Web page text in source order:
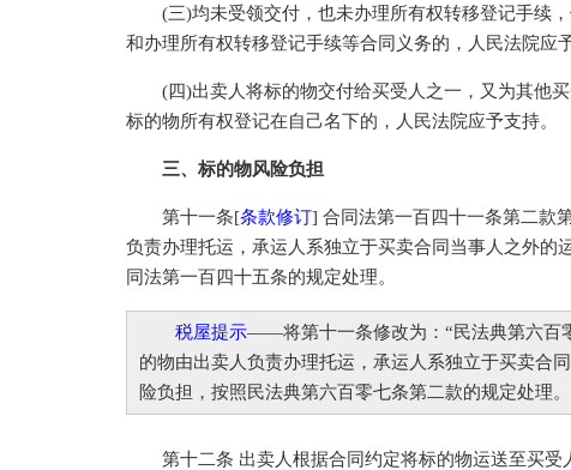
(三)均未受领交付，也未办理所有权转移登记手续，
和办理所有权转移登记手续等合同义务的，人民法院应
(四)出卖人将标的物交付给买受人之一，又为其他买
标的物所有权登记在自己名下的，人民法院应予支持。
三、标的物风险负担
第十一条[条款修订] 合同法第一百四十一条第二款
负责办理托运，承运人系独立于买卖合同当事人之外的
同法第一百四十五条的规定处理。
税屋提示——将第十一条修改为：“民法典第六百
的物由出卖人负责办理托运，承运人系独立于买卖合
险负担，按照民法典第六百零七条第二款的规定处理
第十二条 出卖人根据合同约定将标的物运送至买受